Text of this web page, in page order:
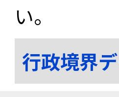
い。
行政境界